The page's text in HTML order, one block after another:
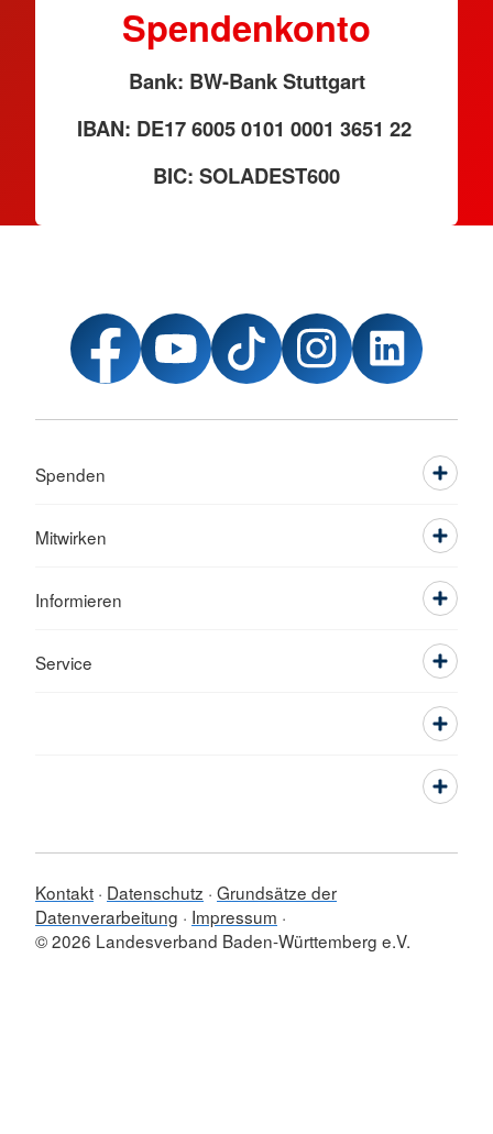
Spendenkonto
Bank: BW-Bank Stuttgart
IBAN: DE17 6005 0101 0001 3651 22
BIC: SOLADEST600
Spenden
Mitwirken
Informieren
Service
Kontakt Datenschutz Grundsätze der
Datenverarbeitung
Impressum
© 2026 Landesverband Baden-Württemberg e.V.